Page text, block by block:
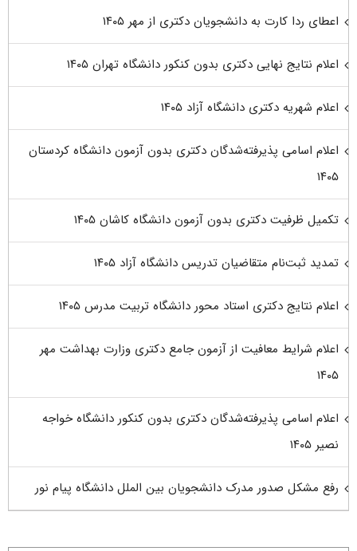
اعطای ردا کارت به دانشجویان دکتری از مهر ۱۴۰۵
اعلام نتایج نهایی دکتری بدون کنکور دانشگاه تهران ۱۴۰۵
اعلام شهریه دکتری دانشگاه آزاد ۱۴۰۵
اعلام اسامی پذیرفته‌شدگان دکتری بدون آزمون دانشگاه کردستان
۱۴۰۵
تکمیل ظرفیت دکتری بدون آزمون دانشگاه کاشان ۱۴۰۵
تمدید ثبت‌نام متقاضیان تدریس دانشگاه آزاد ۱۴۰۵
اعلام نتایج دکتری استاد محور دانشگاه تربیت مدرس ۱۴۰۵
اعلام شرایط معافیت از آزمون جامع دکتری وزارت بهداشت مهر
۱۴۰۵
اعلام اسامی پذیرفته‌شدگان دکتری بدون کنکور دانشگاه خواجه
نصیر ۱۴۰۵
رفع مشکل صدور مدرک دانشجویان بین الملل دانشگاه پیام نور